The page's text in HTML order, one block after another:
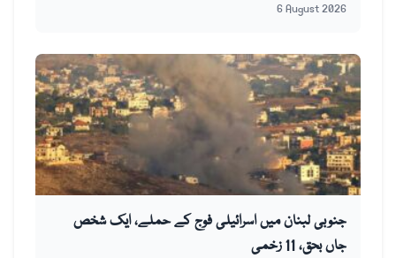
6 August 2026
جنوبی لبنان میں اسرائیلی فوج کے حملے، ایک شخص
جاں بحق، 11 زخمی